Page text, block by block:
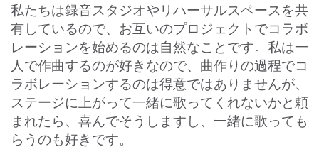
私たちは録音スタジオやリハーサルスペースを共
有しているので、お互いのプロジェクトでコラボ
レーションを始めるのは自然なことです。私は一
人で作曲するのが好きなので、曲作りの過程でコ
ラボレーションするのは得意ではありませんが、
ステージに上がって一緒に歌ってくれないかと頼
まれたら、喜んでそうしますし、一緒に歌っても
らうのも好きです。